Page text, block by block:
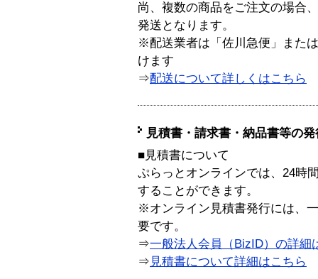
尚、複数の商品をご注文の場合
発送となります。
※配送業者は「佐川急便」また
けます
⇒配送について詳しくはこちら
見積書・請求書・納品書等の
■見積書について
ぷらっとオンラインでは、24時
することができます。
※オンライン見積書発行には、
要です。
⇒一般法人会員（BizID）の詳細
⇒ 見積書について詳細はこちら